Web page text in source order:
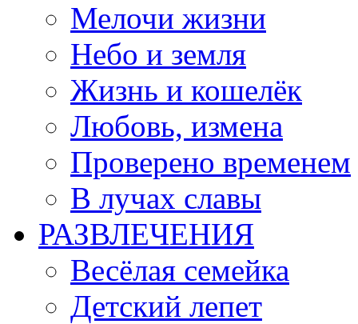
Мелочи жизни
Небо и земля
Жизнь и кошелёк
Любовь, измена
Проверено временем
В лучах славы
РАЗВЛЕЧЕНИЯ
Весёлая семейка
Детский лепет